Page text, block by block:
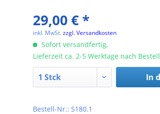
29,00 € *
inkl. MwSt.zzgl. Versandkosten
Sofort versandfertig,
Lieferzeit ca. 2-5 Werktage nach
In
Bestell-Nr.: S180.1